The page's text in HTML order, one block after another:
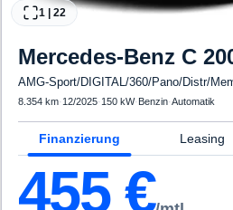
1 22
Mercedes-Benz C
AMG-Sport/DIGITAL/360/Pano/Distr/
8.354 km· 12/2025· 150 kW· Benzin·Automatik
Finanzierung Leasing
455€